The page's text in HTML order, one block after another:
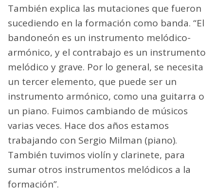
También explica las mutaciones que fueron
sucediendo en la formación como banda. “El
bandoneón es un instrumento melódico-
armónico, y el contrabajo es un instrumento
melódico y grave. Por lo general, se necesita
un tercer elemento, que puede ser un
instrumento armónico, como una guitarra o
un piano. Fuimos cambiando de músicos
varias veces. Hace dos años estamos
trabajando con Sergio Milman (piano).
También tuvimos violín y clarinete, para
sumar otros instrumentos melódicos a la
formación”.